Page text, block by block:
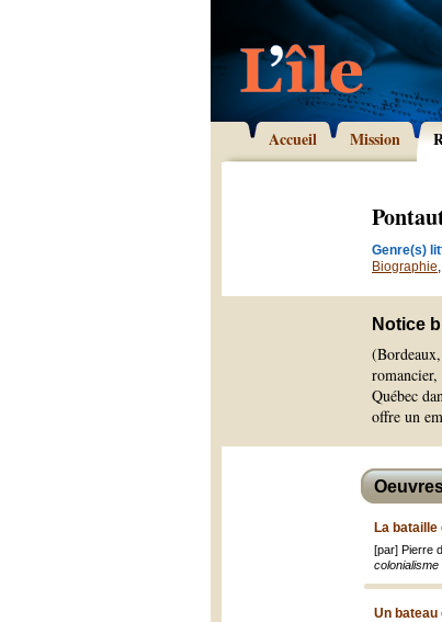
Accueil Mission
Genre(s)
Biographie,
Notice
Québec
offre un
La bataille
[par] Pierre
colonialisme
Un